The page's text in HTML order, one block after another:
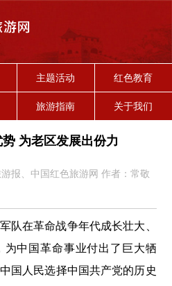
主题活动 红色教育
旅游指南 关于我们
为老区发展出份力
报、中国红色旅游网 作者：常敬
队在革命战争年代成长壮大、
为中国革命事业付出了巨大牺
国人民选择中国共产党的历史